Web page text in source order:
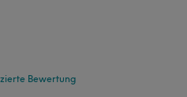
Bewertung